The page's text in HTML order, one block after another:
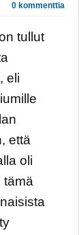
0 kommenttia
tullut
eli
että
oli
tämä